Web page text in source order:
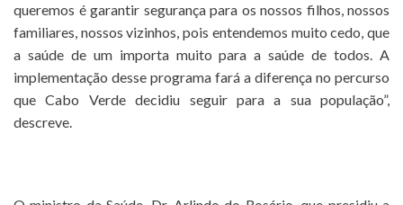
queremos é garantir segurança para os nossos filhos, nossos
familiares, nossos vizinhos, pois entendemos muito cedo, que
a saúde de um importa muito para a saúde de todos. A
implementação desse programa fará a diferença no percurso
que Cabo Verde decidiu seguir para a sua população”,
descreve.